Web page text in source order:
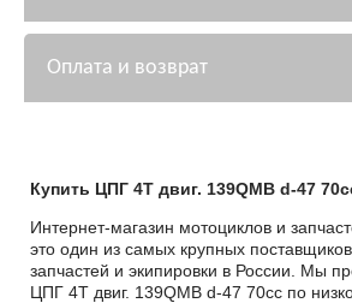
Оплата и возврат
Купить ЦПГ 4T двиг. 139QMB d-47
Интернет-магазин мотоциклов и
это один из самых крупных поставщиков
запчастей и экипировки в России. Мы
ЦПГ 4T двиг. 139QMB d-47 70cc по